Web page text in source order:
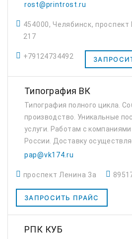
rost@printrost.ru
454000, Челябинск,
217
+79124734492
Типография ВК
Типография полного цикла.
производство. Уникальные
услуги. Работам с
России. Доставку
транспортные компании.
если дизайнеры, к...
pap@vk174.ru
проспект Ленина 3а
ЗАПРОСИТЬ ПРАЙС
РПК КУБ